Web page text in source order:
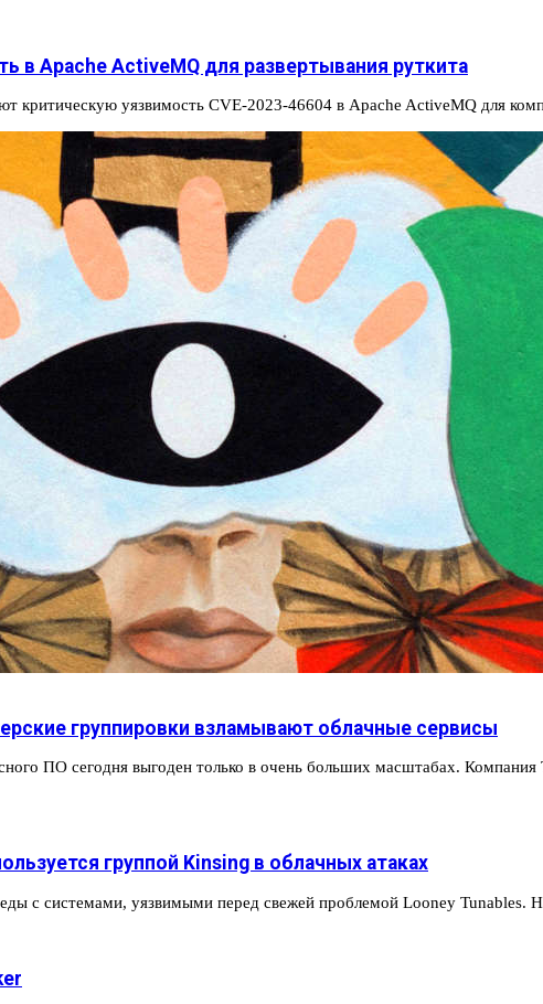
в Apache ActiveMQ для развертывания руткита
критическую уязвимость CVE-2023-46604 в Apache ActiveMQ для
группировки взламывают облачные сервисы
ПО сегодня выгоден только в очень больших масштабах.
группой Kinsing в облачных атаках
с системами, уязвимыми перед свежей проблемой Looney